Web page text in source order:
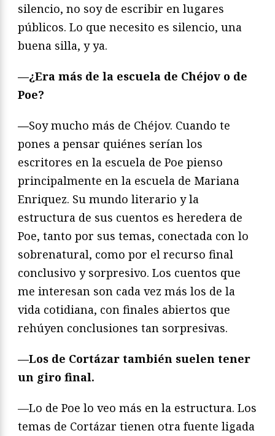
silencio, no soy de escribir en lugares
públicos. Lo que necesito es silencio, una
buena silla, y ya.
—¿Era más de la escuela de Chéjov o de
Poe?
—Soy mucho más de Chéjov. Cuando te
pones a pensar quiénes serían los
escritores en la escuela de Poe pienso
principalmente en la escuela de Mariana
Enriquez. Su mundo literario y la
estructura de sus cuentos es heredera de
Poe, tanto por sus temas, conectada con lo
sobrenatural, como por el recurso final
conclusivo y sorpresivo. Los cuentos que
me interesan son cada vez más los de la
vida cotidiana, con finales abiertos que
rehúyen conclusiones tan sorpresivas.
—Los de Cortázar también suelen tener
un giro final.
—Lo de Poe lo veo más en la estructura. Los
temas de Cortázar tienen otra fuente ligada